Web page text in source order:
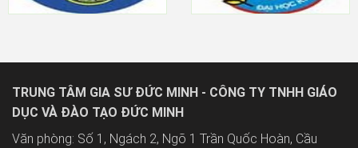
TRUNG TÂM GIA SƯ ĐỨC MINH - CÔNG TY TNHH GIÁO
DỤC VÀ ĐÀO TẠO ĐỨC MINH
Văn phòng: Số 1, Ngách 2, Ngõ 1 Trần Quốc Hoàn, Cầu